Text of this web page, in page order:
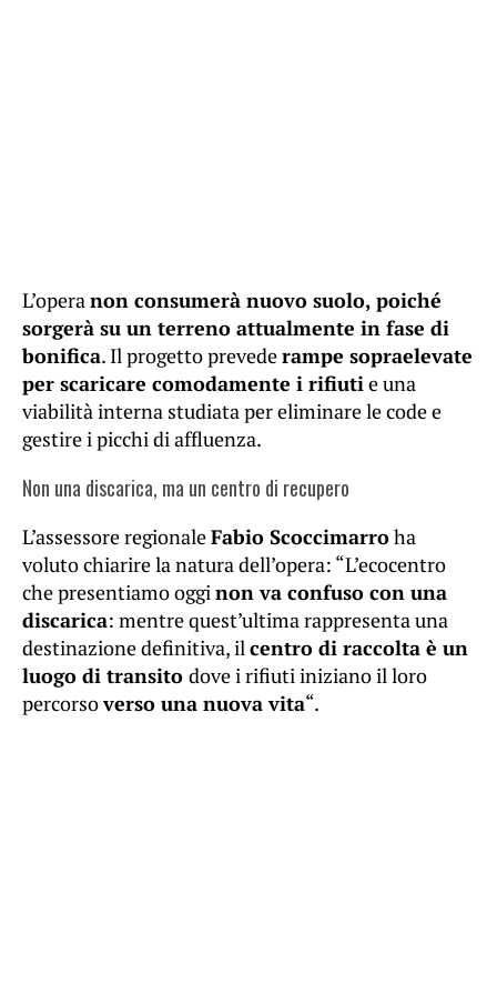
L’opera non consumerà nuovo suolo, poiché
sorgerà su un terreno attualmente in fase di
bonifica. Il progetto prevederampe sopraelevate
per scaricare comodamente i rifiuti e una
viabilità interna studiata per eliminare le code e
gestire i picchi di affluenza.
Non una discarica, ma un centro di recupero
L’assessore regionaleFabio Scoccimarroha
voluto chiarire la natura dell’opera: “L’ecocentro
che presentiamo oggi non va confuso con una
discarica: mentre quest’ultima rappresenta una
destinazione definitiva, il centro di raccolta è un
luogo di transito dove i rifiuti iniziano il loro
percorsoverso una nuova vita“.